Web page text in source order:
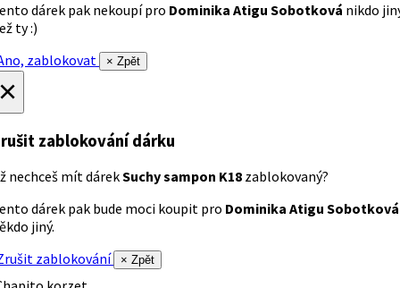
dárek pak nekoupí pro Dominika Atigu Sobotková nikdo
ty :)
zablokovat
× Zpět
zablokování dárku
nechceš mít dárekSuchy sampon K18 zablokovaný?
dárek pak bude moci koupit pro Dominika Atigu Sobotková
jiný.
zablokování
× Zpět